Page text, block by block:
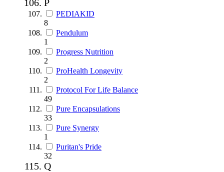
P
PEDIAKID
8
Pendulum
1
Progress Nutrition
2
ProHealth Longevity
2
Protocol For Life Balance
49
Pure Encapsulations
33
Pure Synergy
1
Puritan's Pride
32
Q